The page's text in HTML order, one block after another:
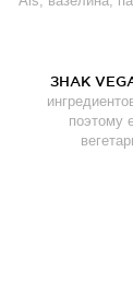
ЗНАК
поэтому